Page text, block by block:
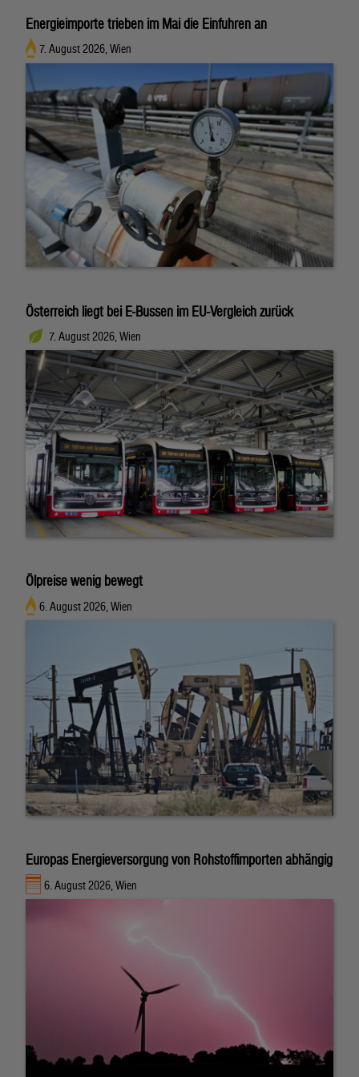
Energieimporte trieben im Mai die Einfuhren an
7. August 2026, Wien
Österreich liegt bei E-Bussen im EU-Vergleich zurück
7. August 2026, Wien
Ölpreise wenig bewegt
6. August 2026, Wien
Europas Energieversorgung von Rohstoffimporten abhängig
6. August 2026, Wien